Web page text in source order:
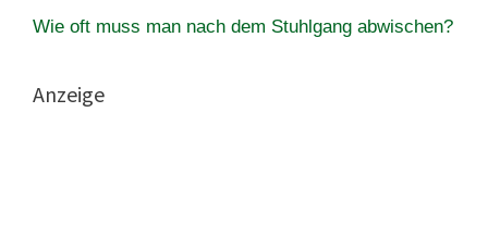
Wie oft muss man nach dem Stuhlgang abwischen?
Anzeige